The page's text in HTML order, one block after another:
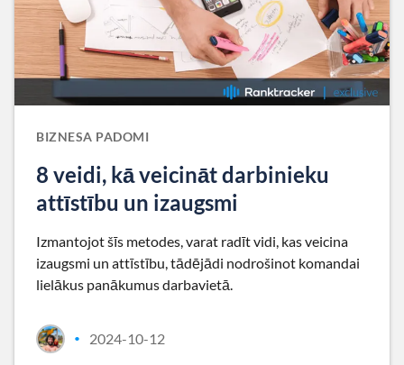
BIZNESA PADOMI
8 veidi, kā veicināt darbinieku
attīstību un izaugsmi
Izmantojot šīs metodes, varat radīt vidi, kas veicina
izaugsmi un attīstību, tādējādi nodrošinot komandai
lielākus panākumus darbavietā.
• 2024-10-12